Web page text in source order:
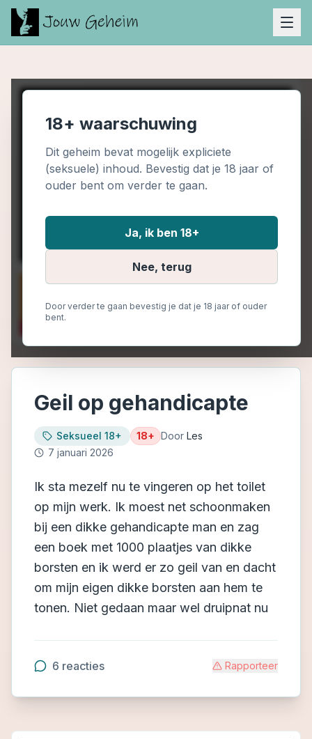
18+ waarschuwing
Dit geheim bevat mogelijk expliciete
(seksuele) inhoud. Bevestig dat je 18 jaar of
ouder bent om verder te gaan.
Ja, ik ben 18+
Nee, terug
Door verder te gaan bevestig je dat je 18 jaar of ouder
bent.
Geil op gehandicapte
Seksueel 18+ 18+ Door Les
7 januari 2026
Ik sta mezelf nu te vingeren op het toilet
op mijn werk. Ik moest net schoonmaken
bij een dikke gehandicapte man en zag
een boek met 1000 plaatjes van dikke
borsten en ik werd er zo geil van en dacht
om mijn eigen dikke borsten aan hem te
tonen. Niet gedaan maar wel druipnat nu
6 reacties Rapporteer